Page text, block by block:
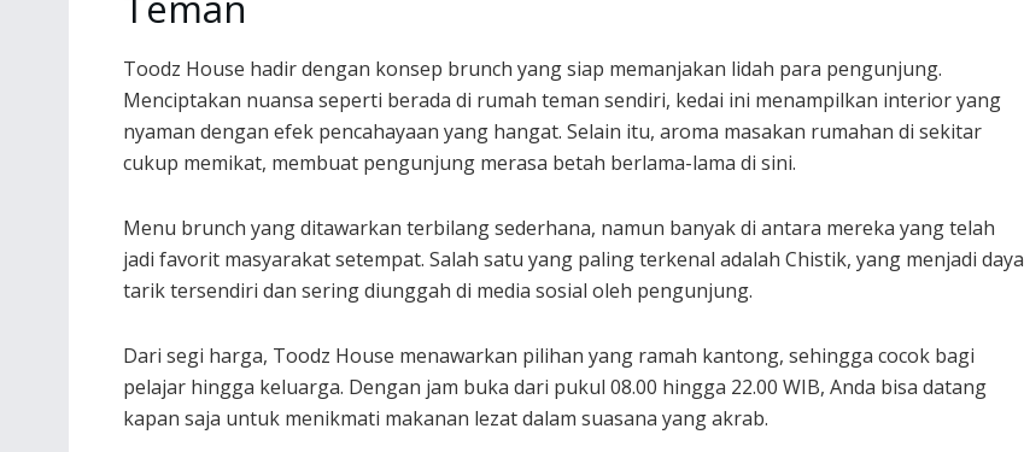
Toodz House hadir dengan konsep brunch yang siap memanjakan lidah para pengunjung.
Menciptakan nuansa seperti berada di rumah teman sendiri, kedai ini menampilkan interior yang
nyaman dengan efek pencahayaan yang hangat. Selain itu, aroma masakan rumahan di sekitar
cukup memikat, membuat pengunjung merasa betah berlama-lama di sini.
Menu brunch yang ditawarkan terbilang sederhana, namun banyak di antara mereka yang telah
jadi favorit masyarakat setempat. Salah satu yang paling terkenal adalah Chistik, yang menjadi daya
tarik tersendiri dan sering diunggah di media sosial oleh pengunjung.
Dari segi harga, Toodz House menawarkan pilihan yang ramah kantong, sehingga cocok bagi
pelajar hingga keluarga. Dengan jam buka dari pukul 08.00 hingga 22.00 WIB, Anda bisa datang
kapan saja untuk menikmati makanan lezat dalam suasana yang akrab.